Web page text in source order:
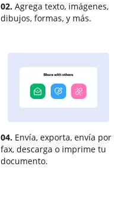
02. Agrega texto, imágenes,
dibujos, formas, y más.
04. Envía, exporta, envía por
fax, descarga o imprime tu
documento.